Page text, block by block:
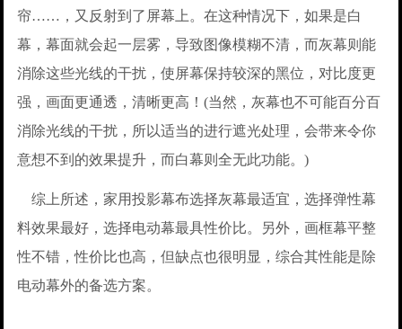
帘……，又反射到了屏幕上。在这种情况下，如果是白
幕，幕面就会起一层雾，导致图像模糊不清，而灰幕则能
消除这些光线的干扰，使屏幕保持较深的黑位，对比度更
强，画面更通透，清晰更高！(当然，灰幕也不可能百分百
消除光线的干扰，所以适当的进行遮光处理，会带来令你
意想不到的效果提升，而白幕则全无此功能。)
综上所述，家用投影幕布选择灰幕最适宜，选择弹性幕
料效果最好，选择电动幕最具性价比。另外，画框幕平整
性不错，性价比也高，但缺点也很明显，综合其性能是除
电动幕外的备选方案。